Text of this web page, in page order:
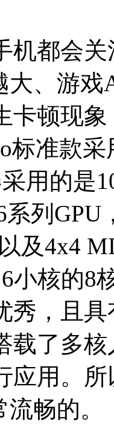
机都会
大、游
卡顿现
标准款
用的是
系列GPU
及4x4
小核的8
秀，且
载了多
应用。
畅的。